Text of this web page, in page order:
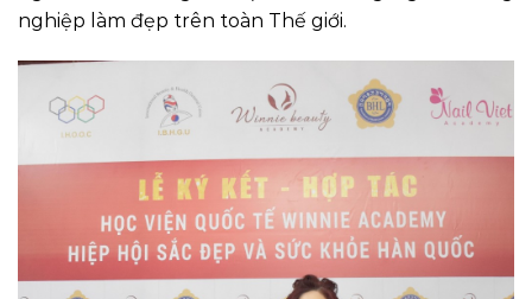
nghiệp làm đẹp trên toàn Thế giới.